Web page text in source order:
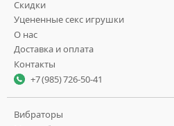
Скидки
Уцененные секс игрушки
О нас
Доставка и оплата
Контакты
+7 (985) 726-50-41
Вибраторы